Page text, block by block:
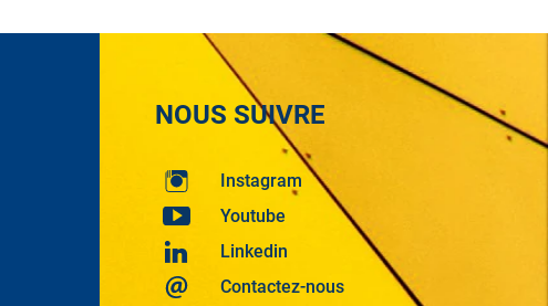
NOUS SUIVRE
Instagram
Youtube
Linkedin
Contactez-nous